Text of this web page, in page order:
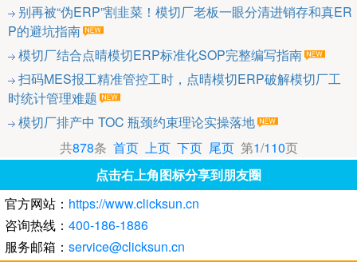
别再被“伪ERP”割韭菜！模切厂老板一眼分清进销存和真ER
P的避坑指南
模切厂结合点晴模切ERP标准化SOP完整编写指南
扫码MES报工精准管控工时，点晴模切ERP破解模切厂工
时统计管理难题
模切厂排产中 TOC 瓶颈约束理论实操落地
共878条 首页 上页 下页 尾页第1/110页
点击右上角图标分享到朋友圈
官方网站： https://www.clicksun.cn
咨询热线： 400-186-1886
服务邮箱： service@clicksun.cn